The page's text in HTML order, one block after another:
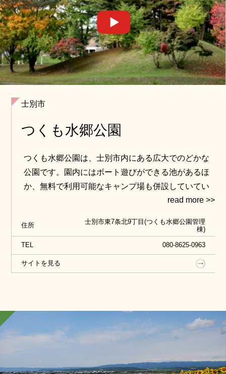
士別市
つくも水郷公園
つくも水郷公園は、士別市内にある広大でのどかな
公園です。園内にはボート遊びができる池があるほ
か、無料で利用可能なキャンプ場も併設していてい
フもあるので、子供から大人まで楽しむことができ
ます。
秋の紅葉シーズンにはゆっくりとした散歩もおすす
めです。
住所
士別市東7条北9丁目(つくも水郷公園管理
棟)
TEL 080-8625-0963
サイトを見る